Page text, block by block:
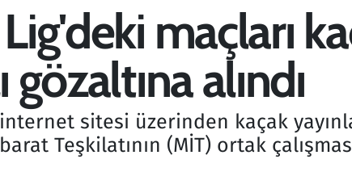
maçları
alındı
sitesi üzerinden kaçak
Teşkilatının (MİT) ortak